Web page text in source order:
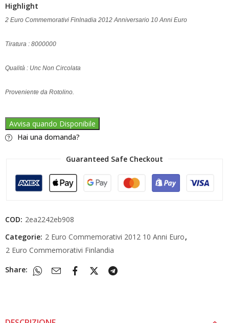
Highlight
2 Euro Commemorativi Finlnadia 2012 Anniversario 10 Anni Euro
Tiratura : 8000000
Qualità : Unc Non Circolata
Proveniente da Rotolino.
Avvisa quando Disponibile
Hai una domanda?
Guaranteed Safe Checkout
COD: 2ea2242eb908
Categorie: 2 Euro Commemorativi 2012 10 Anni Euro,
2 Euro Commemorativi Finlandia
Share: